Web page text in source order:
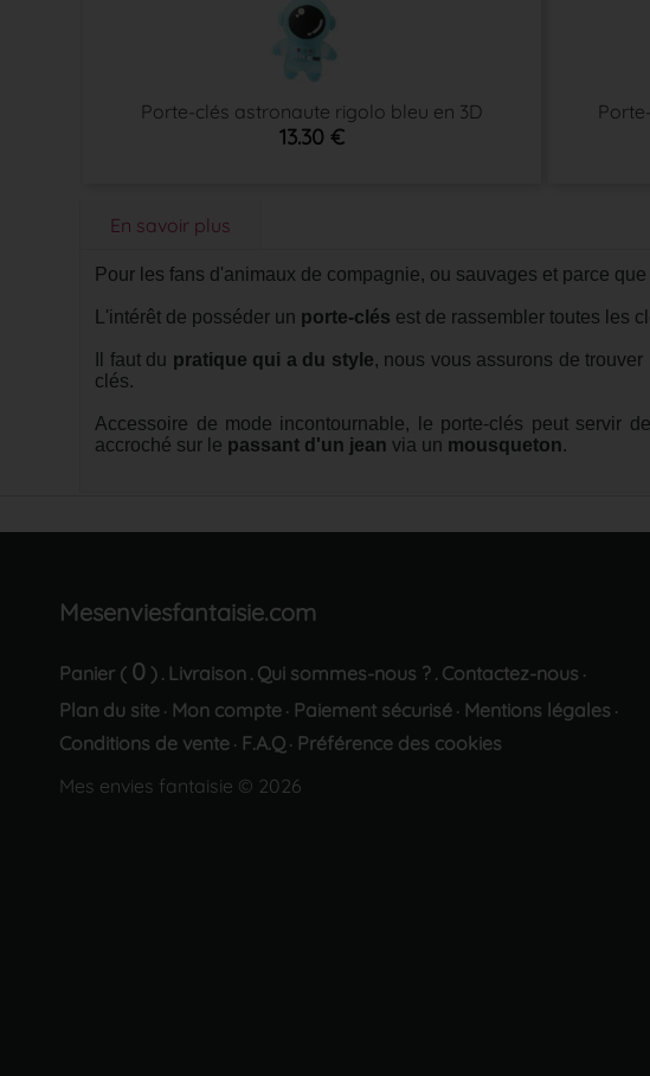
Porte-clés astronaute rigolo bleu en 3D
13.30 €
En savoir plus
Pour les fans d'animaux de compagnie, ou sauvages et parce que
L'intérêt de posséder un porte-clés est de rassembler toutes les
Il faut du pratique qui a du style, nous vous assurons de trouver
clés.
Accessoire de mode incontournable, le porte-clés peut servir de
accroché sur le passant d'un jean via un mousqueton.
Mesenviesfantaisie.com
Panier ( 0 ) . Livraison . Qui sommes-nous ? . Contactez-nous ·
Plan du site · Mon compte · Paiement sécurisé · Mentions légales ·
Conditions de vente · F.A.Q · Préférence des cookies
Mes envies fantaisie © 2026